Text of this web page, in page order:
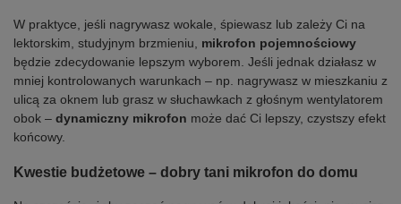
W praktyce, jeśli nagrywasz wokale, śpiewasz lub zależy Ci na
lektorskim, studyjnym brzmieniu, mikrofon pojemnościowy
będzie zdecydowanie lepszym wyborem. Jeśli jednak działasz w
mniej kontrolowanych warunkach – np. nagrywasz w mieszkaniu z
ulicą za oknem lub grasz w słuchawkach z głośnym wentylatorem
obok – dynamiczny mikrofon może dać Ci lepszy, czystszy efekt
końcowy.
Kwestie budżetowe – dobry tani mikrofon do domu